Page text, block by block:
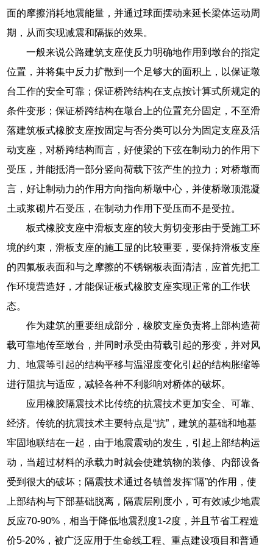
面的摩擦消耗地震能量，并通过球面摆动来延长梁体运动周
期，从而实现减震和隔振的效果。
一般来说公路建筑支座使反力明确地作用到墩台的指定
位置，并将集中反力扩散到一个足够大的面积上，以保证墩
台工作的安全可靠；保证桥跨结构在支点按计算式所规定的
条件变形；保证桥跨结构在墩台上的位置充分固定，不至滑
落建筑板式橡胶支座按固定与否分类可以分为固定支座及活
动支座，对桥跨结构而言，好使梁的下弦在制动力的作用下
受压，并能抵消一部分竖向荷载下弦产生的拉力；对桥墩而
言，好让制动力的作用方向指向桥墩中心，并使桥墩顶混凝
土或浆砌片石受压，在制动力作用下受压而不是受拉。
板式橡胶支座中滑板支座的较大剪切变形由于受施工环
境的约束，滑板支座的施工显的比较重要，要保持滑板支座
的四氟板表面和与之摩擦的不锈钢板表面清洁，应首先把工
作环境营造好，才能保证板式橡胶支座实现正常的工作状
态。
作为建筑的重要组成部分，橡胶支座负责将上部构造荷
载可靠地传至墩台，并同时承受由荷载引起的形变，并对风
力、地震等引起的结构平移与温湿度变化引起的结构胀缩等
进行阻抗与适应，减轻各种不利影响对桥体的破坏。
应用橡胶隔震技术比传统的抗震技术更加安全、可靠、
经济。传统的抗震技术主要特点是“抗”，建筑的基础和地基
牢固地联结在一起，由于地震震动的发生，引起上部结构运
动，当超过材料的承载力时就会使建筑物的装修、内部设备
受到很大的破坏；隔震技术通过各镇曾发挥“隔”的作用，使
上部结构与下部基础脱离，隔震层刚度小，可有效减少地震
反应70-90%，相当于降低地震烈度1-2度，并且节省工程造
价5-20%，被广泛应用于生命线工程、重点建设项目和普通